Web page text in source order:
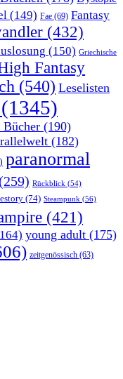
(149) Fae (69) Fantasy
(432)
(150) Griechische
Fantasy
(540) Leselisten
(1345)
Bücher (190)
(182)
paranormal
Rückblick (54)
(74) Steampunk (56)
(421)
young adult (175)
zeitgenössisch (63)